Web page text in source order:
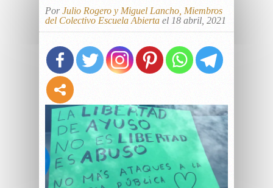
PorJulio Rogero y Miguel Lancho, Miembros
del Colectivo Escuela Abierta el 18 abril, 2021